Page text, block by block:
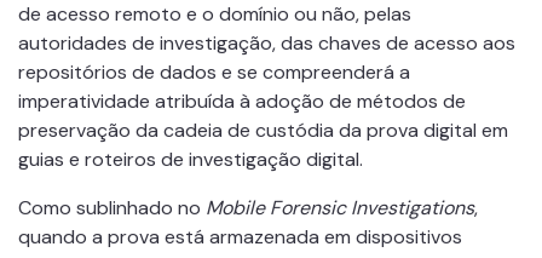
de acesso remoto e o domínio ou não, pelas
autoridades de investigação, das chaves de acesso aos
repositórios de dados e se compreenderá a
imperatividade atribuída à adoção de métodos de
preservação da cadeia de custódia da prova digital em
guias e roteiros de investigação digital.
Como sublinhado no Mobile Forensic Investigations,
quando a prova está armazenada em dispositivos